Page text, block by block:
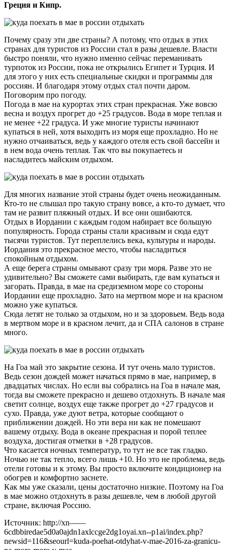
Греция и Кипр.
Почему сразу эти две страны? А потому, что отдых в этих
странах для туристов из России стал в разы дешевле. Власти
быстро поняли, что нужно именно сейчас переманивать
турпоток из России, пока не открылись Египет и Турция. И
для этого у них есть специальные скидки и программы для
россиян. И благодаря этому отдых стал почти даром.
Поговорим про погоду.
Погода в мае на курортах этих стран прекрасная. Уже вовсю
весна и воздух прогрет до +25 градусов. Вода в море теплая и
не менее +22 градуса. И уже многие туристы начинают
купаться в ней, хотя выходить из моря еще прохладно. Но не
нужно отчаиваться, ведь у каждого отеля есть свой бассейн и
в нем вода очень теплая. Так что вы покупаетесь и
насладитесь майским отдыхом.
Для многих название этой страны будет очень неожиданным.
Кто-то не слышал про такую страну вовсе, а кто-то думает, что
там не развит пляжный отдых. И все они ошибаются.
Отдых в Иордании с каждым годом набирает все большую
популярность. Города страны стали красивым и сюда едут
тысячи туристов. Тут переплелись века, культуры и народы.
Иордания это прекрасное место, чтобы насладиться
спокойным отдыхом.
А еще берега страны омывают сразу три моря. Разве это не
удивительно? Вы сможете сами выбирать, где вам купаться и
загорать. Правда, в мае на средиземном море со стороны
Иордании еще прохладно. Зато на мертвом море и на красном
можно уже купаться.
Сюда летят не только за отдыхом, но и за здоровьем. Ведь вода
в мертвом море и в красном лечит, да и СПА салонов в стране
много.
На Гоа май это закрытие сезона. И тут очень мало туристов.
Ведь сезон дождей может начаться прямо в мае, например, в
двадцатых числах. Но если вы собрались на Гоа в начале мая,
тогда вы сможете прекрасно и дешево отдохнуть. В начале мая
светит солнце, воздух еще также прогрет до +27 градусов и
сухо. Правда, уже дуют ветра, которые сообщают о
приближении дождей. Но эти вера ни как не помешают
вашему отдыху. Вода в океане прекрасная и порой теплее
воздуха, достигая отметки в +28 градусов.
Что касается ночных температур, то тут не все так гладко.
Ночью не так тепло, всего лишь +10. Но это не проблема, ведь
отели готовы и к этому. Вы просто включите кондиционер на
обогрев и комфортно заснете.
Как мы уже сказали, цены достаточно низкие. Поэтому на Гоа
в мае можно отдохнуть в разы дешевле, чем в любой другой
стране, включая Россию.
Источник: http://xn——
6cdbbiredae5d0a0ajdn1axlccge2dg1oyai.xn--p1ai/index.php?
newsid=116&seourl=kuda-poehat-otdyhat-v-mae-2016-za-granicu-